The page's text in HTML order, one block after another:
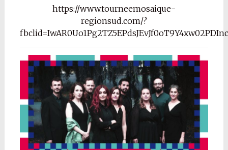
https://www.tourneemosaique-
regionsud.com/?